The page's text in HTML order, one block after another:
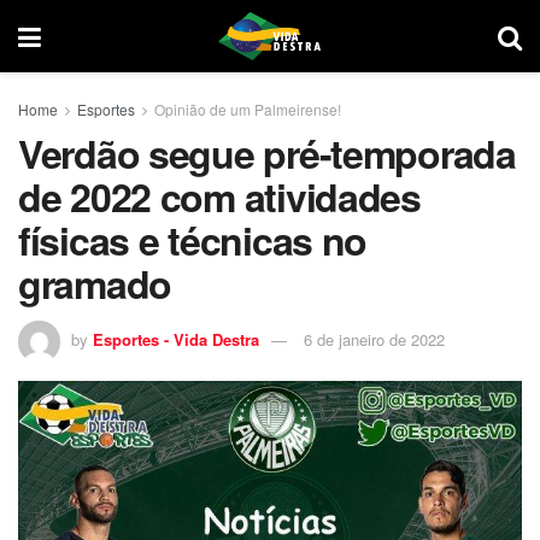
Home Esportes Opinião de um Palmeirense!
Verdão segue pré-temporada
de 2022 com atividades
físicas e técnicas no
gramado
by Esportes - Vida Destra 6 de janeiro de 2022